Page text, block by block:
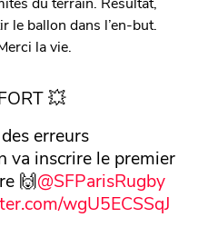
le ballon dans l’en-but.
la vie.
💥
erreurs
va inscrire le premier
🙌@SFParisRugby
wgU5ECSSqJ